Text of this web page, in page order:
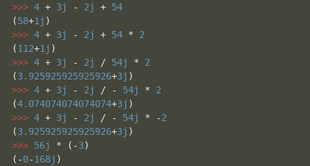
>>> 4 + 3j - 2j + 54
(58+1j
>>> 4 + 3j - 2j + 54 * 2
(112+1j
>>> 4 + 3j - 2j / 54j * 2
(3.925925925925926+3j
>>> 4 + 3j - 2j / - 54j * 2
(4.074074074074074+3j
>>> 4 + 3j - 2j / - 54j * -2
(3.925925925925926+3j
>>> 56j * (-3)
(-0-168j